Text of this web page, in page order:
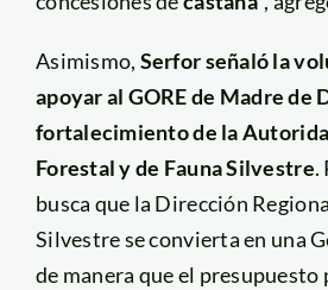
Asimismo, Serfor señaló la
apoyar al GORE de Madre de
fortalecimiento de la
Forestal y de Fauna Silvestre.
busca que la Dirección
Silvestre se convierta en una
de manera que el presupuesto